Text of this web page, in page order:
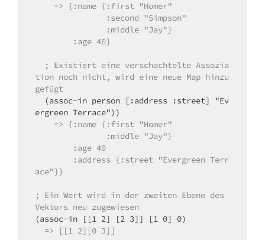
    => {:name {:first "Homer"
               :second "Simpson"
               :middle "Jay"}
        :age 40}
tion noch nicht, wird eine neue Map hinzu
gefügt
    => {:name {:first "Homer"
               :middle "Jay"}
        :age 40
ace"}}
; Ein Wert wird in der zweiten Ebene des
Vektors neu zugewiesen
  => [[1 2][0 3]]